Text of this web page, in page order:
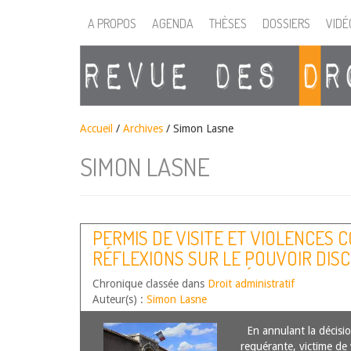
A PROPOS AGENDA THÈSES DOSSIERS
Accueil / Archives / Simon Lasne
SIMON LASNE
PERMIS DE VISITE ET VIOLENCES
RÉFLEXIONS SUR LE POUVOIR
L’ADMINISTRATION PÉNITENTIAIRE.
JUGEMENT TA CHÂLONS-EN-
N°2102872
Chronique classée dans Droit administratif
Auteur(s) : Simon Lasne
En annulant la
requérante, victime de